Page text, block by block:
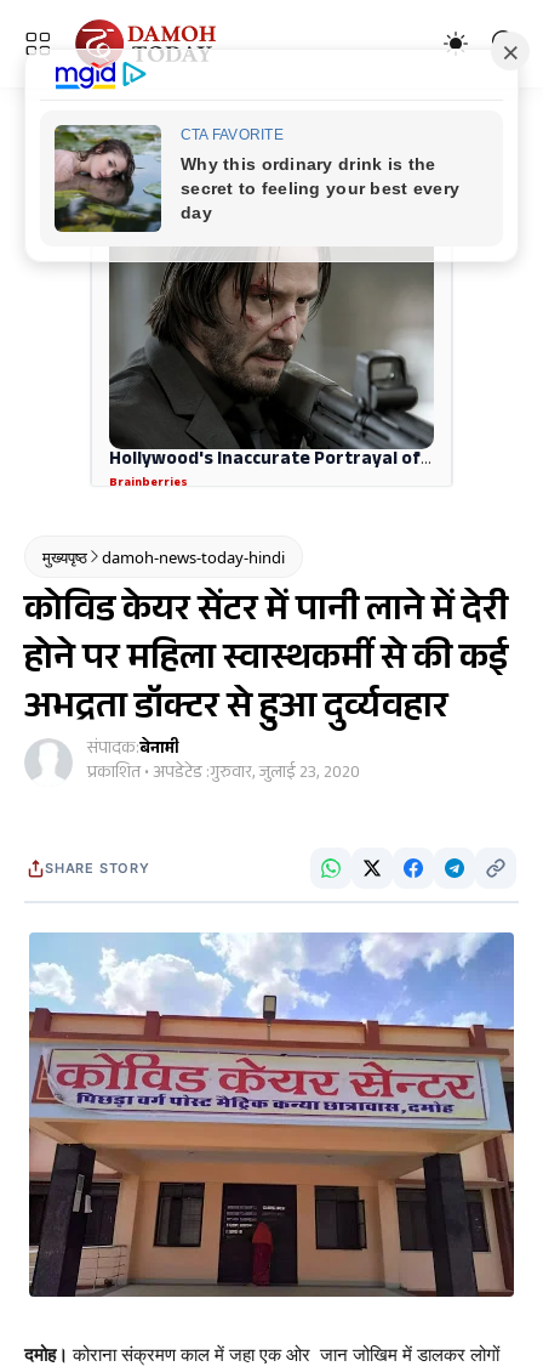
ADVERTISEMENT
मुख्यपृष्ठ damoh-news-today-hindi
कोविड केयर सेंटर में पानी लाने में देरी
होने पर महिला स्वास्थकर्मी से की कई
अभद्रता डॉक्टर से हुआ दुर्व्यवहार
संपादक:बेनामी
प्रकाशित • अपडेटेड :गुरुवार, जुलाई 23, 2020
SHARE STORY
दमोह। कोराना संक्रमण काल में जहा एक ओर  जान जोखिम में डालकर लोगों